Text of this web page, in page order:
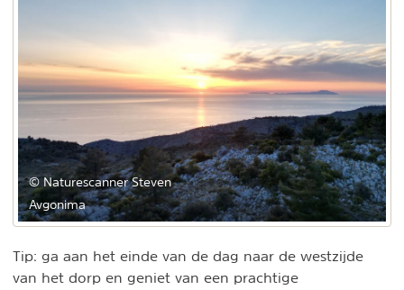
© Naturescanner Steven
Avgonima
Tip: ga aan het einde van de dag naar de westzijde
van het dorp en geniet van een prachtige